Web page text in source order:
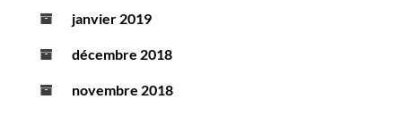
janvier 2019
décembre 2018
novembre 2018